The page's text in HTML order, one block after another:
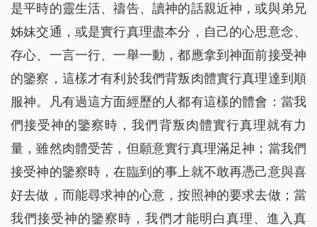
是平時的靈生活、禱告、讀神的話親近神，或與弟兄
姊妹交通，或是實行真理盡本分，自己的心思意念、
存心、一言一行、一舉一動，都應拿到神面前接受神
的鑒察，這樣才有利於我們背叛肉體實行真理達到順
服神。凡有過這方面經歷的人都有這樣的體會：當我
們接受神的鑒察時，我們背叛肉體實行真理就有力
量，雖然肉體受苦，但願意實行真理滿足神；當我們
接受神的鑒察時，在臨到的事上就不敢再憑己意與喜
好去做，而能尋求神的心意，按照神的要求去做；當
我們接受神的鑒察時，我們才能明白真理、進入真